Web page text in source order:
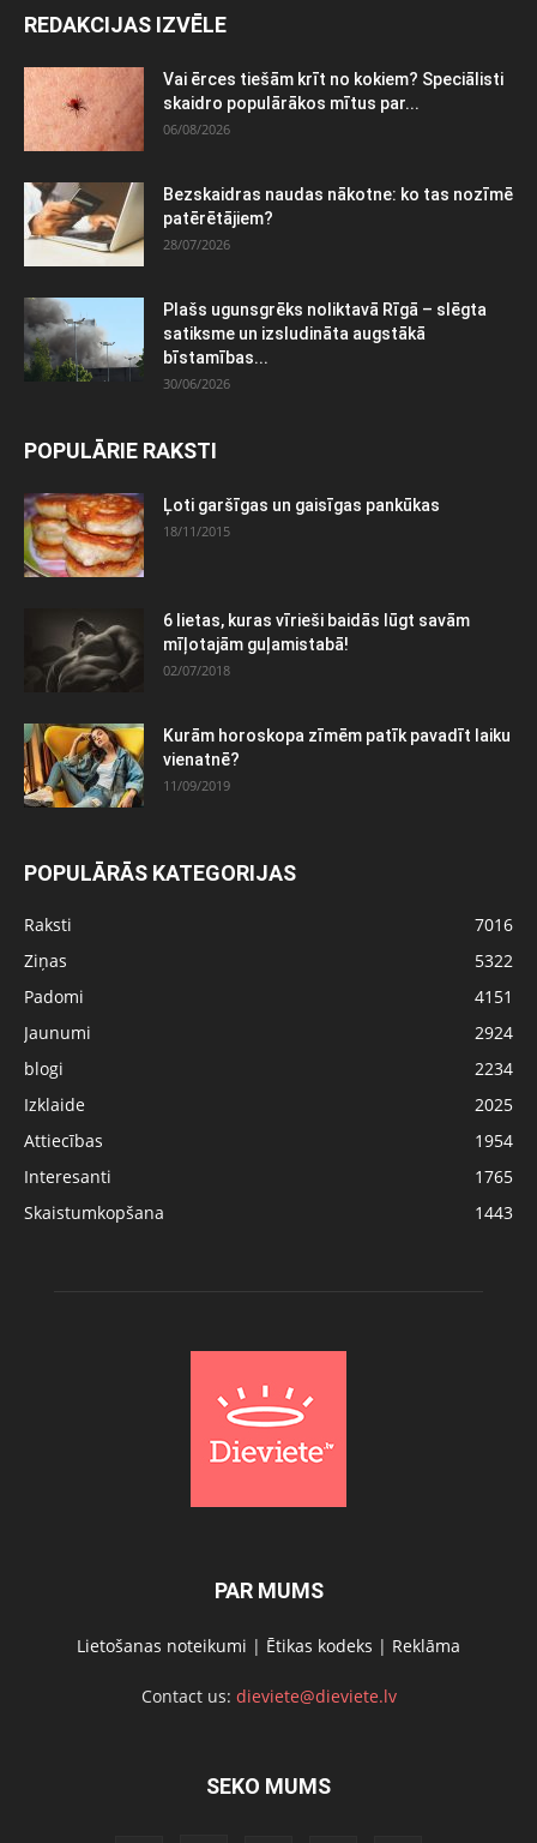
REDAKCIJAS IZVĒLE
Vai ērces tiešām krīt no kokiem? Speciālisti
skaidro populārākos mītus par...
06/08/2026
Bezskaidras naudas nākotne: ko tas nozīmē
patērētājiem?
28/07/2026
Plašs ugunsgrēks noliktavā Rīgā – slēgta
satiksme un izsludināta augstākā
bīstamības...
30/06/2026
POPULĀRIE RAKSTI
Ļoti garšīgas un gaisīgas pankūkas
18/11/2015
6 lietas, kuras vīrieši baidās lūgt savām
mīļotajām guļamistabā!
02/07/2018
Kurām horoskopa zīmēm patīk pavadīt laiku
vienatnē?
11/09/2019
POPULĀRĀS KATEGORIJAS
Raksti
7016
Ziņas
5322
Padomi
4151
Jaunumi
2924
blogi
2234
Izklaide
2025
Attiecības
1954
Interesanti
1765
Skaistumkopšana
1443
PAR MUMS
Lietošanas noteikumi | Ētikas kodeks | Reklāma
Contact us: dieviete@dieviete.lv
SEKO MUMS